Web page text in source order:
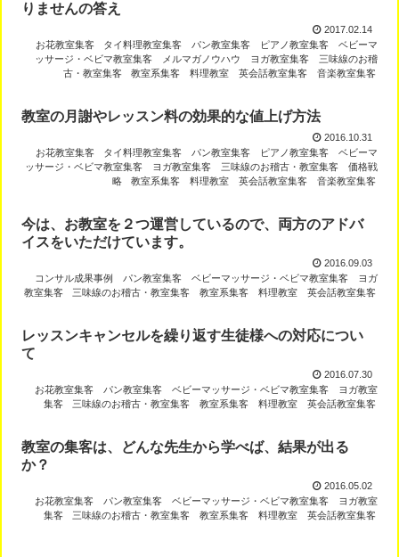
りませんの答え
2017.02.14
お花教室集客
タイ料理教室集客 パン教室集客 ピアノ教室集客
ベビーマ
ッサージ・ベビマ教室集客
メルマガノウハウ ヨガ教室集客
三味線のお稽
古・教室集客
教室系集客 料理教室 英会話教室集客 音楽教室集客
教室の月謝やレッスン料の効果的な値上げ方法
2016.10.31
お花教室集客
タイ料理教室集客 パン教室集客 ピアノ教室集客
ベビーマ
ッサージ・ベビマ教室集客
ヨガ教室集客 三味線のお稽古・教室集客
価格戦
略
教室系集客 料理教室 英会話教室集客 音楽教室集客
今は、お教室を２つ運営しているので、両方のアドバ
イスをいただけています。
2016.09.03
コンサル成果事例
パン教室集客 ベビーマッサージ・ベビマ教室集客
ヨガ
教室集客
三味線のお稽古・教室集客 教室系集客 料理教室 英会話教室集客
レッスンキャンセルを繰り返す生徒様への対応につい
て
2016.07.30
お花教室集客
パン教室集客 ベビーマッサージ・ベビマ教室集客
ヨガ教室
集客
三味線のお稽古・教室集客 教室系集客 料理教室 英会話教室集客
教室の集客は、どんな先生から学べば、結果が出る
か？
2016.05.02
お花教室集客
パン教室集客 ベビーマッサージ・ベビマ教室集客
ヨガ教室
集客
三味線のお稽古・教室集客 教室系集客 料理教室 英会話教室集客